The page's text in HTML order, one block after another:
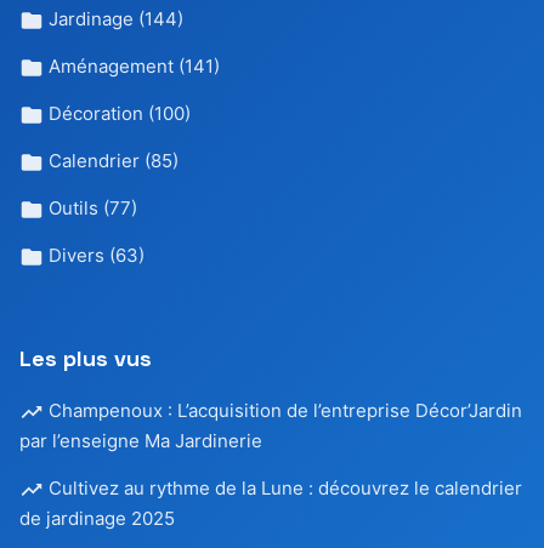
Jardinage (144)
Aménagement (141)
Décoration (100)
Calendrier (85)
Outils (77)
Divers (63)
Les plus vus
Champenoux : L’acquisition de l’entreprise Décor’Jardin
par l’enseigne Ma Jardinerie
Cultivez au rythme de la Lune : découvrez le calendrier
de jardinage 2025